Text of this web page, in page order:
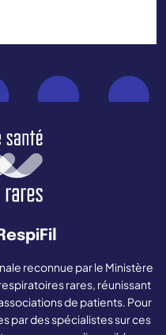
reconnue par le Ministère
rares, réunissant
de patients. Pour
par des spécialistes sur ces